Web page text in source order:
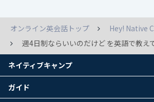
オンライン英会話トップ
Hey! Native
週4日制ならいいのだけど を英語で教え
ネイティブキャンプ
ガイド